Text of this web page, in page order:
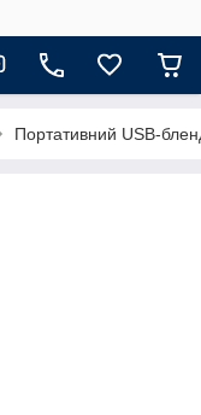
Портативний USB-